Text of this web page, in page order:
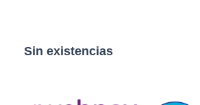
Sin existencias